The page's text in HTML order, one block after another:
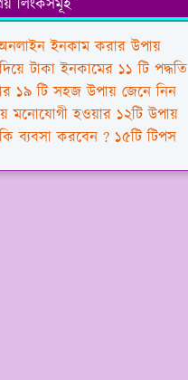
ইনকাম করার উপায়
টাকা ইনকামের ১১ টি পদ্ধতি
১৯ টি সহজ উপায় জেনে নিন
মনোযোগী হওয়ার ১২টি উপায়
ব্যবসা করবেন ? ১৫টি টিপস